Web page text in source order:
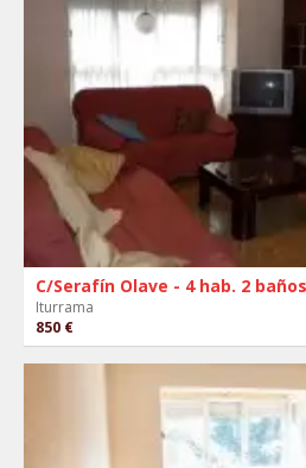
C/Serafín Olave - 4 hab. 2 baños
Iturrama
850 €